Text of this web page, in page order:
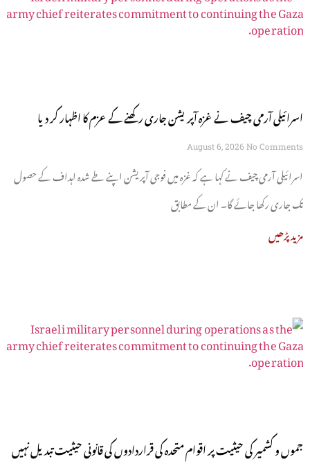
اسرائیلی آرمی چیف نے غزہ آپریشن جاری رکھنے کے عزم کا اظہار کر دیا
August 6, 2026 No Comments
اسرائیلی آرمی چیف نے کہا ہے کہ غزہ میں فوجی آپریشن اپنے طے شدہ اہداف کے حصول
تک جاری رکھا جائے گا۔ ان کے مطابق
مزید پڑھیں
جموں و کشمیر کی حیثیت پر اقوام متحدہ کی قراردادوں کی قانونی حیثیت تبدیل نہیں